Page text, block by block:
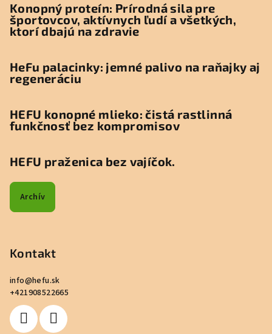
Konopný proteín: Prírodná sila pre
športovcov, aktívnych ľudí a všetkých,
ktorí dbajú na zdravie
HeFu palacinky: jemné palivo na raňajky aj
regeneráciu
HEFU konopné mlieko: čistá rastlinná
funkčnosť bez kompromisov
HEFU praženica bez vajíčok.
Archív
Kontakt
info@hefu.sk
+421908522665